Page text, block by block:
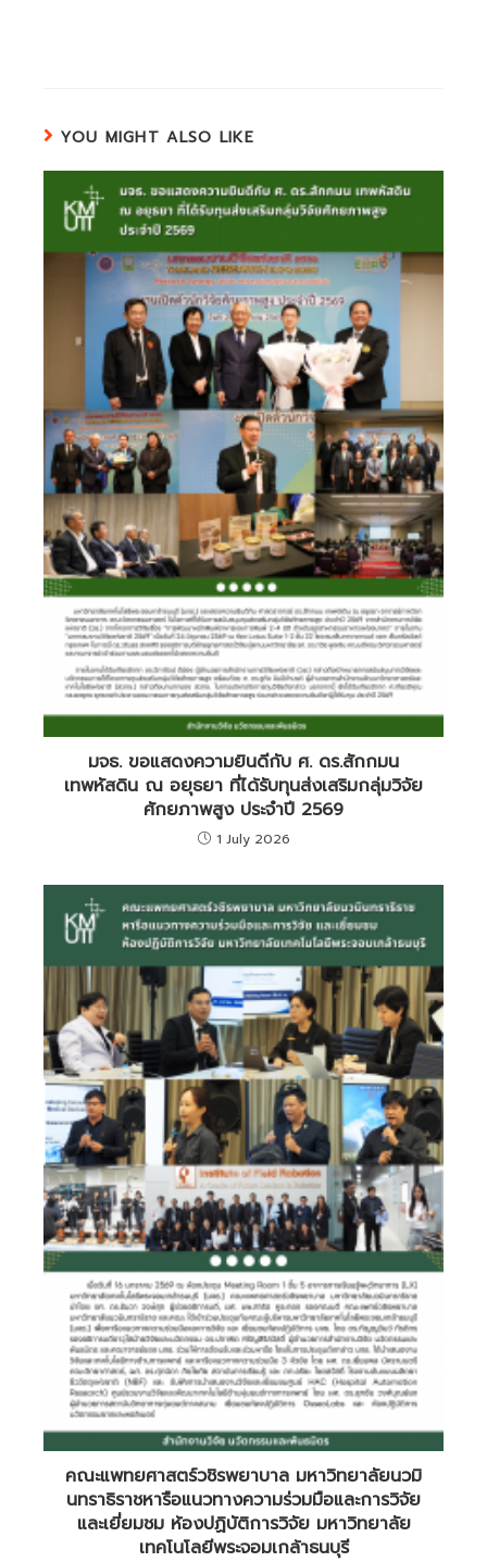
YOU MIGHT ALSO LIKE
มจธ. ขอแสดงความยินดีกับ ศ. ดร.สักกมน
เทพหัสดิน ณ อยุธยา ที่ได้รับทุนส่งเสริมกลุ่มวิจัย
ศักยภาพสูง ประจำปี 2569
1 July 2026
คณะแพทยศาสตร์วชิรพยาบาล มหาวิทยาลัยนวมิ
นทราธิราชหารือแนวทางความร่วมมือและการวิจัย
และเยี่ยมชม ห้องปฏิบัติการวิจัย มหาวิทยาลัย
เทคโนโลยีพระจอมเกล้าธนบุรี